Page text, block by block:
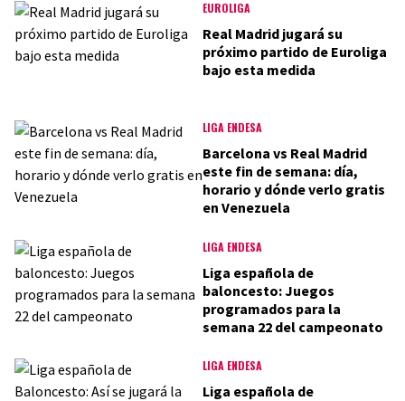
EUROLIGA
Real Madrid jugará su
próximo partido de Euroliga
bajo esta medida
LIGA ENDESA
Barcelona vs Real Madrid
este fin de semana: día,
horario y dónde verlo gratis
en Venezuela
LIGA ENDESA
Liga española de
baloncesto: Juegos
programados para la
semana 22 del campeonato
LIGA ENDESA
Liga española de